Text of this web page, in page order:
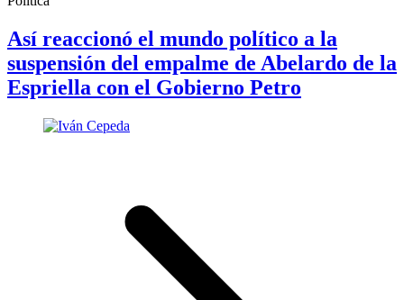
Así reaccionó el mundo político a la
suspensión del empalme de Abelardo de la
Espriella con el Gobierno Petro